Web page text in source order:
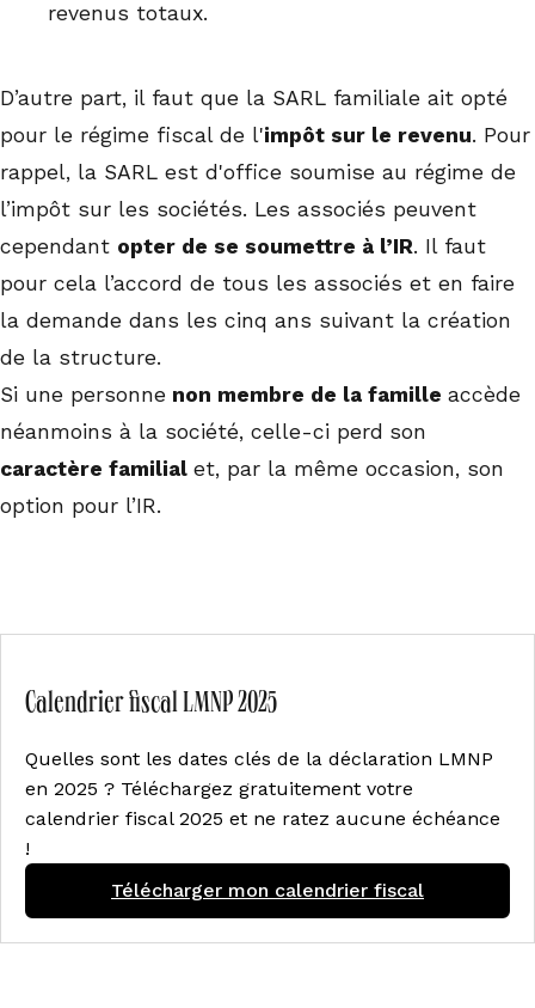
revenus totaux.
D’autre part, il faut que la SARL familiale ait opté
pour le régime fiscal de l'impôt sur le revenu. Pour
rappel, la SARL est d'office soumise au régime de
l’impôt sur les sociétés. Les associés peuvent
cependant opter de se soumettre à l’IR. Il faut
pour cela l’accord de tous les associés et en faire
la demande dans les cinq ans suivant la création
de la structure.
Si une personne non membre de la famille accède
néanmoins à la société, celle-ci perd son
caractère familial et, par la même occasion, son
option pour l’IR.
Calendrier fiscal LMNP 2025
Quelles sont les dates clés de la déclaration LMNP
en 2025 ? Téléchargez gratuitement votre
calendrier fiscal 2025 et ne ratez aucune échéance
!
Télécharger mon calendrier fiscal